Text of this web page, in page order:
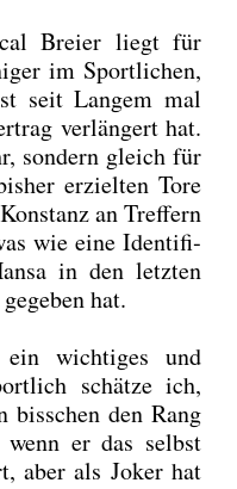
Brei­er liegt für
im Sport­li­chen,
seit Lan­gem mal
ver­län­gert hat.
son­dern gleich für
erziel­ten Tore
an Tref­fern
wie eine Iden­ti­fi­
in den letz­ten
hat.
ein wich­ti­ges und
schät­ze ich,
biss­chen den Rang
er das selbst
aber als Joker hat